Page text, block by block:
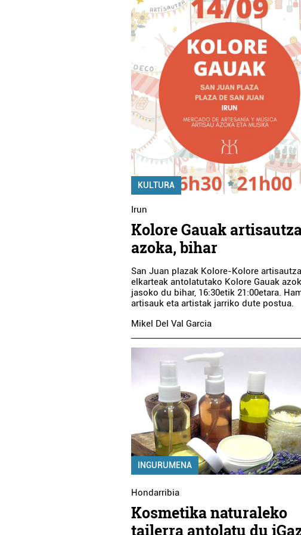
KULTURA
Irun
Kolore Gauak
azoka, bihar
San Juan plazak Kolore-Kolore
elkarteak antolatutako Kolore Gauak
jasoko du bihar, 16:30etik 21:00etara.
artisauk eta artistak jarriko dute postua.
Mikel Del Val Garcia
INGURUMENA
Hondarribia
Kosmetika naturaleko
tailerra antolatu du